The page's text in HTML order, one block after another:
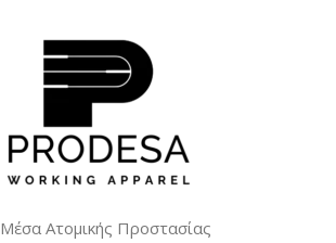
Μέσα Ατομικής Προστασίας